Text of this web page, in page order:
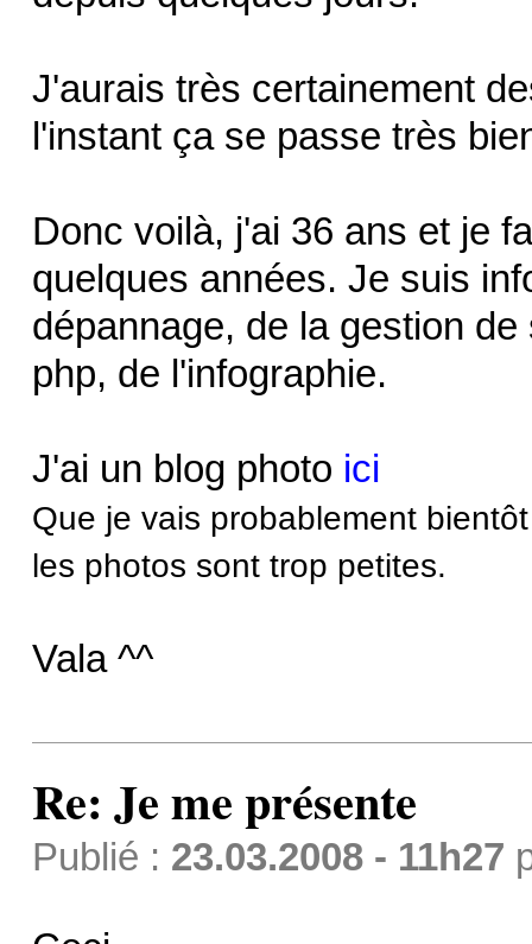
J'aurais très certainement
l'instant ça se passe très
Donc voilà, j'ai 36 ans et je
quelques années. Je suis
dépannage, de la gestion
php, de l'infographie.
J'ai un blog photo ici
Que je vais probablement
les photos sont trop petites.
Vala ^^
Re: Je me présente
Publié : 23.03.2008 - 11h27